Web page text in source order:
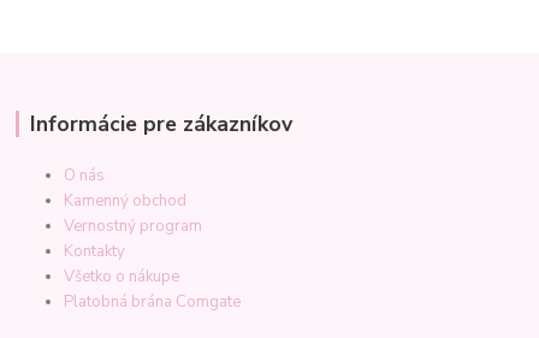
Informácie pre zákazníkov
O nás
Kamenný obchod
Vernostný program
Kontakty
Všetko o nákupe
Platobná brána Comgate